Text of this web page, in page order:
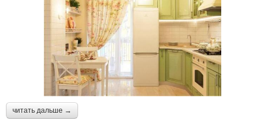
читать дальше →